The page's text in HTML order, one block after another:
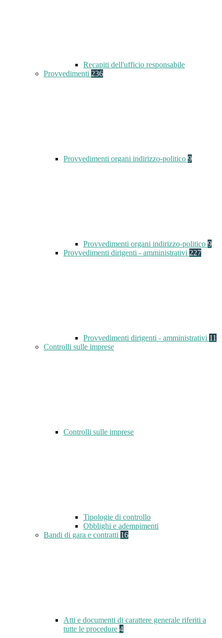
Recapiti dell'ufficio responsabile
Provvedimenti 236
Provvedimenti organi indirizzo-politico 9
Provvedimenti organi indirizzo-politico 9
Provvedimenti dirigenti - amministrativi 227
Provvedimenti dirigenti - amministrativi 11
Controlli sulle imprese
Controlli sulle imprese
Tipologie di controllo
Obblighi e adempimenti
Bandi di gara e contratti 16
Atti e documenti di carattere generale riferiti a
tutte le procedure 4